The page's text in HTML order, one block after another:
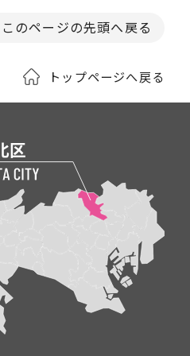
このページの先頭へ戻る
トップページへ戻る